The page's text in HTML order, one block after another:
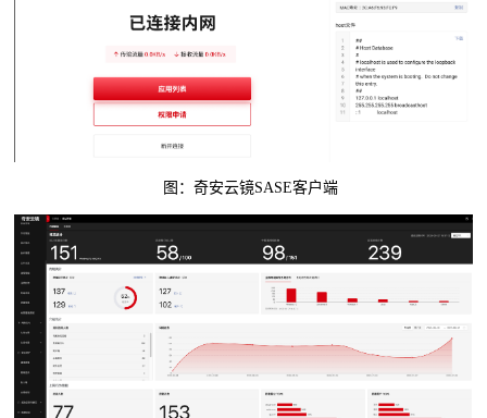
图：奇安云镜SASE客户端